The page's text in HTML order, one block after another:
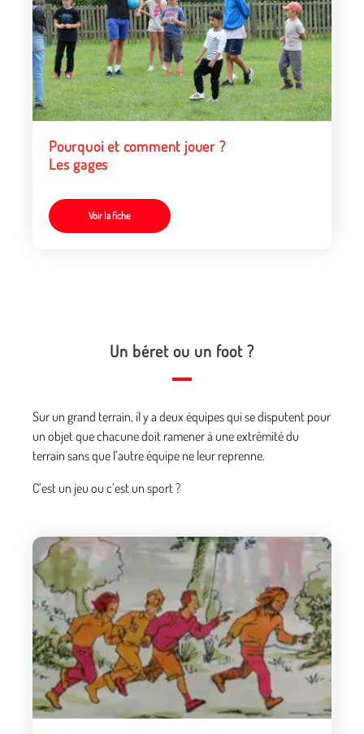
Pourquoi et comment jouer ?
Les gages
Voir la fiche
Un béret ou un foot ?
Sur un grand terrain, il y a deux équipes qui se disputent pour
un objet que chacune doit ramener à une extrémité du
terrain sans que l’autre équipe ne leur reprenne.
C’est un jeu ou c’est un sport ?